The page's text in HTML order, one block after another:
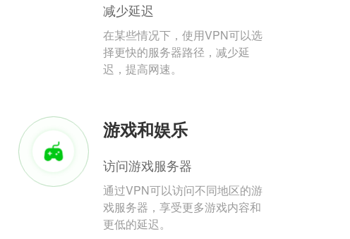
减少延迟
在某些情况下，使用VPN可以选
择更快的服务器路径，减少延
迟，提高网速。
游戏和娱乐
访问游戏服务器
通过VPN可以访问不同地区的游
戏服务器，享受更多游戏内容和
更低的延迟。